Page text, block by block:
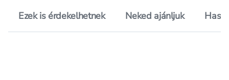
Ezek is érdekelhetnek Neked ajánljuk